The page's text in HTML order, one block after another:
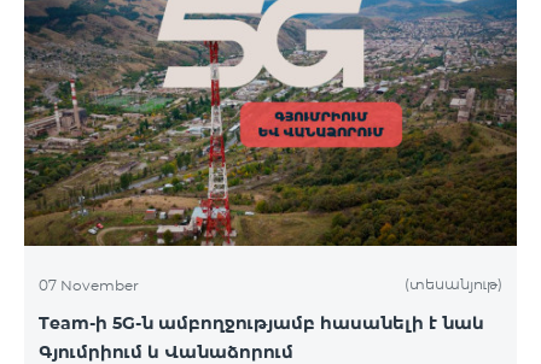
07 November (տեսանյութ)
Team-ի 5G-ն ամբողջությամբ հասանելի է նաև
Գյումրիում և Վանաձորում